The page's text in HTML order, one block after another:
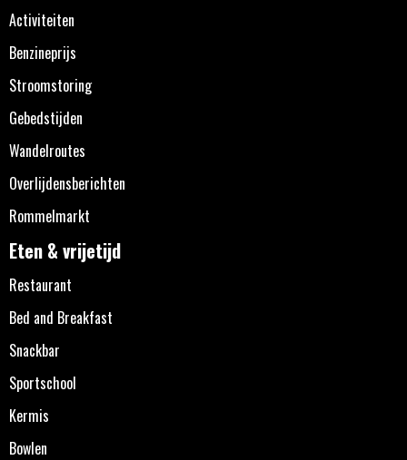
Activiteiten
Benzineprijs
Stroomstoring
Gebedstijden
Wandelroutes
Overlijdensberichten
Rommelmarkt
Eten & vrijetijd
Restaurant
Bed and Breakfast
Snackbar
Sportschool
Kermis
Bowlen